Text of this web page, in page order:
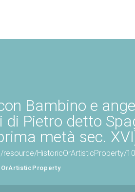
Bambino e
di Pietro detto
metà sec.
HistoricOrArtisticProperty/